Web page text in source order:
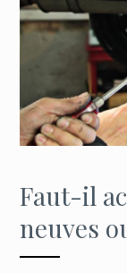
Faut-il
neuves